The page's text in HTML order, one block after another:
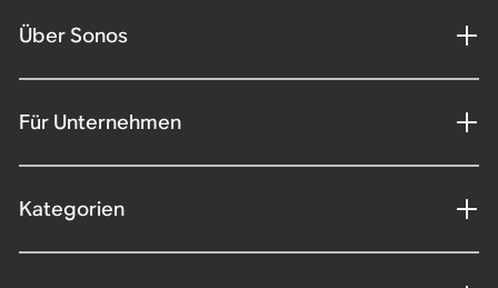
Über Sonos
Für Unternehmen
Kategorien